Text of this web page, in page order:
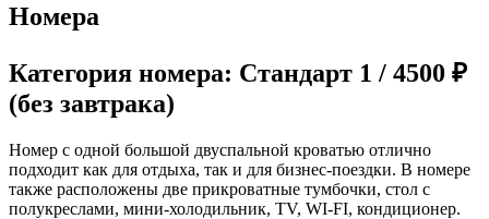
Номера
Категория номера: Стандарт 1 / 4500 ₽
(без завтрака)
Номер с одной большой двуспальной кроватью отлично
подходит как для отдыха, так и для бизнес-поездки. В номере
также расположены две прикроватные тумбочки, стол с
полукреслами, мини-холодильник, TV, WI-FI, кондиционер.